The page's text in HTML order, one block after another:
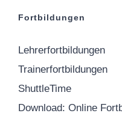
Fortbildungen
Lehrerfortbildungen
Trainerfortbildungen
ShuttleTime
Download: Online